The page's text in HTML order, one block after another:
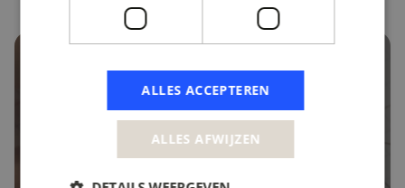
ALLES ACCEPTEREN
ALLES AFWIJZEN